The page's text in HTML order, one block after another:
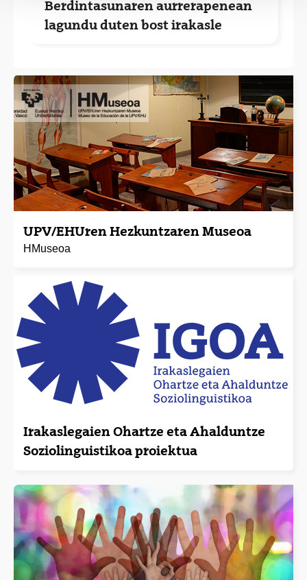
Berdintasunaren aurrerapenean
lagundu duten bost irakasle
UPV/EHUren Hezkuntzaren Museoa
HMuseoa
Irakaslegaien Ohartze eta Ahalduntze
Soziolinguistikoa proiektua